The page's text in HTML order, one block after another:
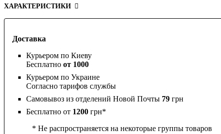
Доставка
Курьером по Киеву
Бесплатно от 1000
Курьером по Украине
Согласно тарифов службы
Самовывоз из отделений Новой Почты 79 грн
Бесплатно от 1200 грн*
* Не распространяется на некоторые группы товаров
ХАРАКТЕРИСТИКИ